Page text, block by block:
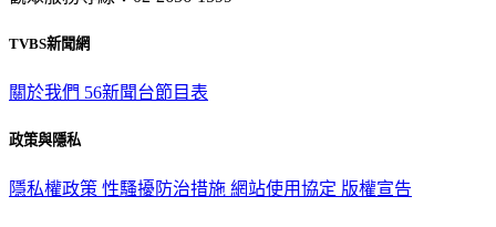
TVBS新聞網
關於我們 56新聞台節目表
政策與隱私
隱私權政策 性騷擾防治措施 網站使用協定 版權宣告